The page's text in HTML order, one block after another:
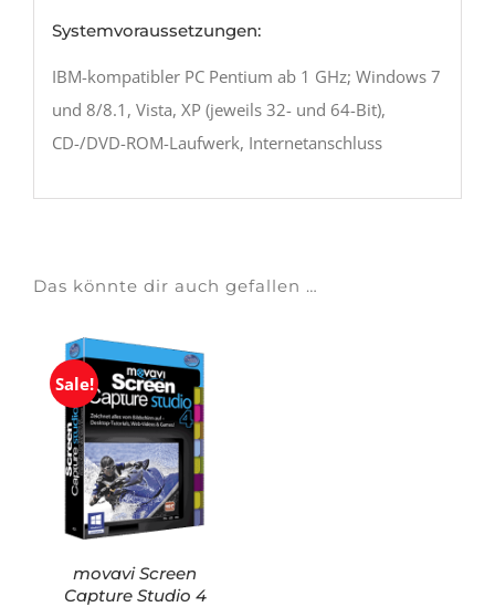
Systemvoraussetzungen:
IBM-kompatibler PC Pentium ab 1 GHz; Windows 7
und 8/8.1, Vista, XP (jeweils 32- und 64-Bit),
CD-/DVD-ROM-Laufwerk, Internetanschluss
Das könnte dir auch gefallen …
Sale!
movavi Screen
Capture Studio 4